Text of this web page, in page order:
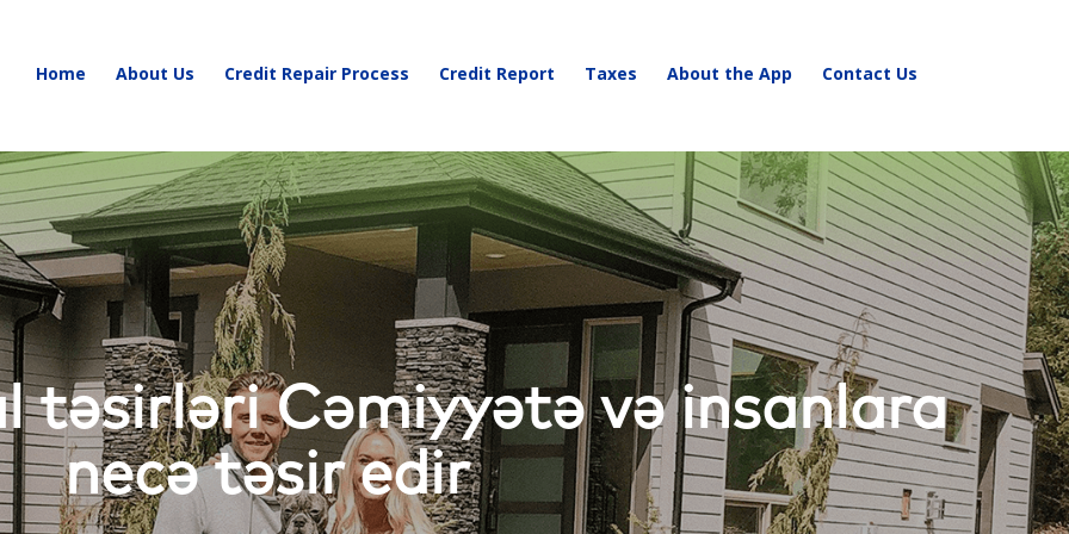
Home About Us Credit Repair Process Credit Report Taxes About the App Contact Us
təsirləri Cəmiyyətə və insanlara
necə təsir edir